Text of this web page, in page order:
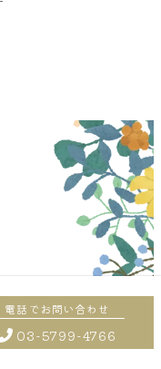
03-5799-4766